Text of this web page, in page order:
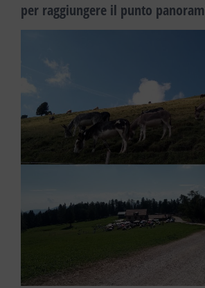
per raggiungere il punto